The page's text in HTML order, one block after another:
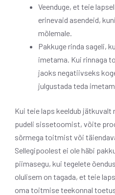
Veenduge, et teie
erinevaid asendeid,
mõlemale.
Pakkuge rinda sageli,
imetama. Kui rinnaga
jaoks negatiivseks
julgustada teda
Kui teie laps keeldub
pudeli sissetoomist, võite
sõrmega toitmist või
Sellegipoolest ei ole häbi
piimasegu, kui tegelete
olulisem on tagada, et teie
oma toitmise teekonnal